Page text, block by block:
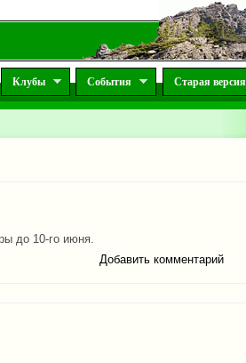
Клубы События Старая версия
до 10-го июня.
Добавить комментарий